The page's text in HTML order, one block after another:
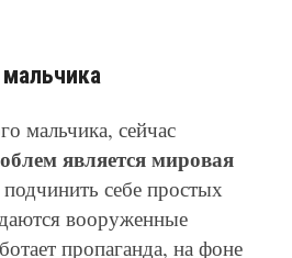
мальчика, сейчас
является мировая
себе простых
вооруженные
пропаганда, на фоне